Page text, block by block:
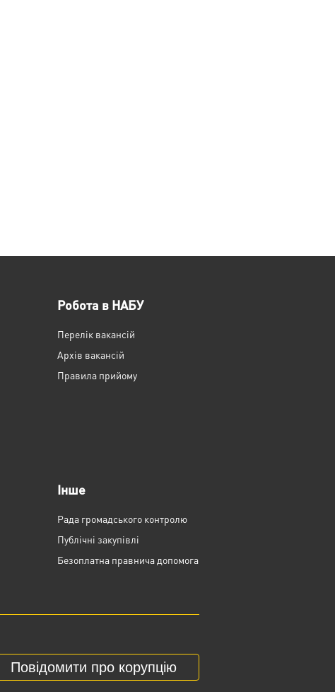
Робота в НАБУ
Перелік вакансій
Архів вакансій
Правила прийому
Інше
Рада громадського контролю
Публічні закупівлі
Безоплатна правнича допомога
Повідомити про корупцію